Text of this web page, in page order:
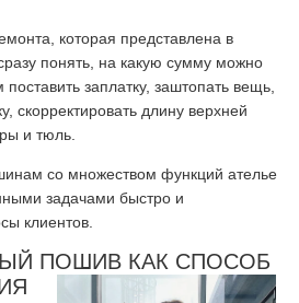
которая представлена в
понять, на какую сумму можно
заплатку, заштопать вещь,
скорректировать длину верхней
и тюль.
со множеством функций ателье
задачами быстро и
клиентов.
ПОШИВ КАК СПОСОБ